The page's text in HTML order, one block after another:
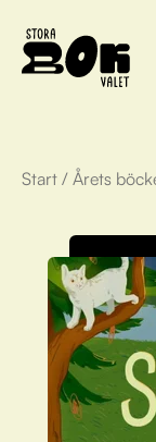
Årets
Om
Olivia
Vinnare
FAQ
Start / Årets